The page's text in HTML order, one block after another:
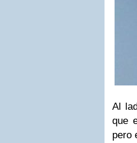
Al
que
pero